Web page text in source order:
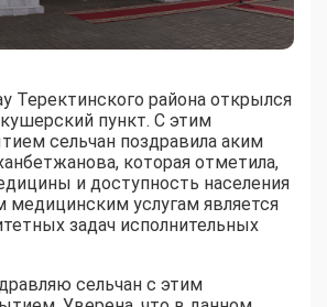
Теректинского района открылся
пункт. С этим
сельчан поздравила аким
которая отметила,
и доступность населения
медицинским услугам является
задач исполнительных
сельчан с этим